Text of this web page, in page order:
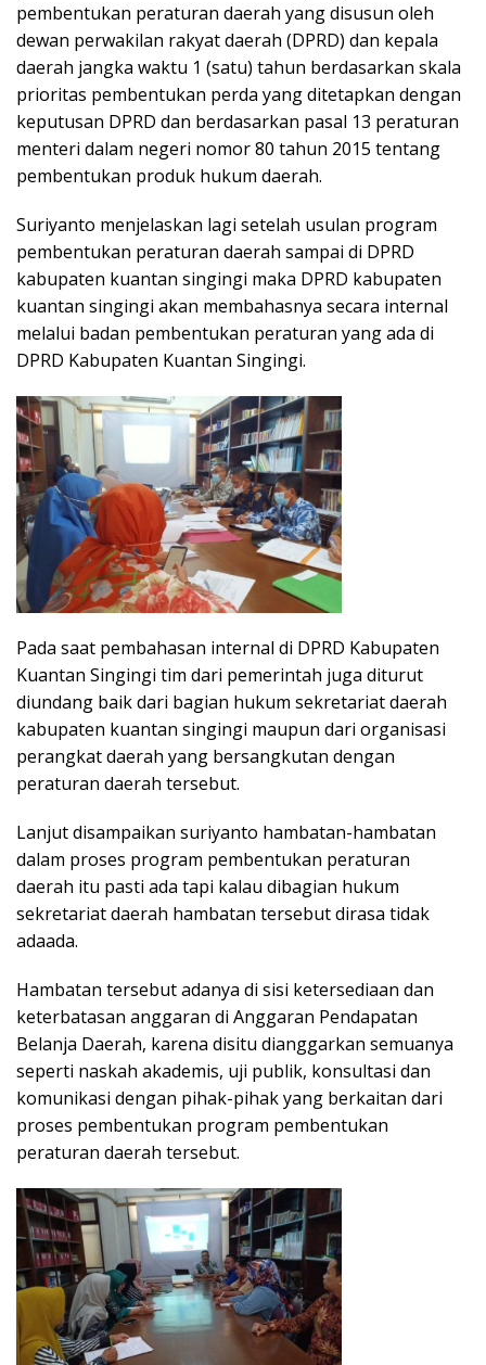
pembentukan peraturan daerah yang disusun oleh
dewan perwakilan rakyat daerah (DPRD) dan kepala
daerah jangka waktu 1 (satu) tahun berdasarkan skala
prioritas pembentukan perda yang ditetapkan dengan
keputusan DPRD dan berdasarkan pasal 13 peraturan
menteri dalam negeri nomor 80 tahun 2015 tentang
pembentukan produk hukum daerah.
Suriyanto menjelaskan lagi setelah usulan program
pembentukan peraturan daerah sampai di DPRD
kabupaten kuantan singingi maka DPRD kabupaten
kuantan singingi akan membahasnya secara internal
melalui badan pembentukan peraturan yang ada di
DPRD Kabupaten Kuantan Singingi.
Pada saat pembahasan internal di DPRD Kabupaten
Kuantan Singingi tim dari pemerintah juga diturut
diundang baik dari bagian hukum sekretariat daerah
kabupaten kuantan singingi maupun dari organisasi
perangkat daerah yang bersangkutan dengan
peraturan daerah tersebut.
Lanjut disampaikan suriyanto hambatan-hambatan
dalam proses program pembentukan peraturan
daerah itu pasti ada tapi kalau dibagian hukum
sekretariat daerah hambatan tersebut dirasa tidak
adaada.
Hambatan tersebut adanya di sisi ketersediaan dan
keterbatasan anggaran di Anggaran Pendapatan
Belanja Daerah, karena disitu dianggarkan semuanya
seperti naskah akademis, uji publik, konsultasi dan
komunikasi dengan pihak-pihak yang berkaitan dari
proses pembentukan program pembentukan
peraturan daerah tersebut.